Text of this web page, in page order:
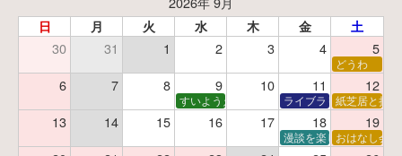
日 月 火 水 木 金 土
30 31 1 2 3 4 5
どうわ
6 7 8 9 10 11 12
すいようえほん ライブラリーシアター
紙芝居と折
13 14 15 16 17 18 19
漫談を楽しむ会 ～漫談
おはなし会